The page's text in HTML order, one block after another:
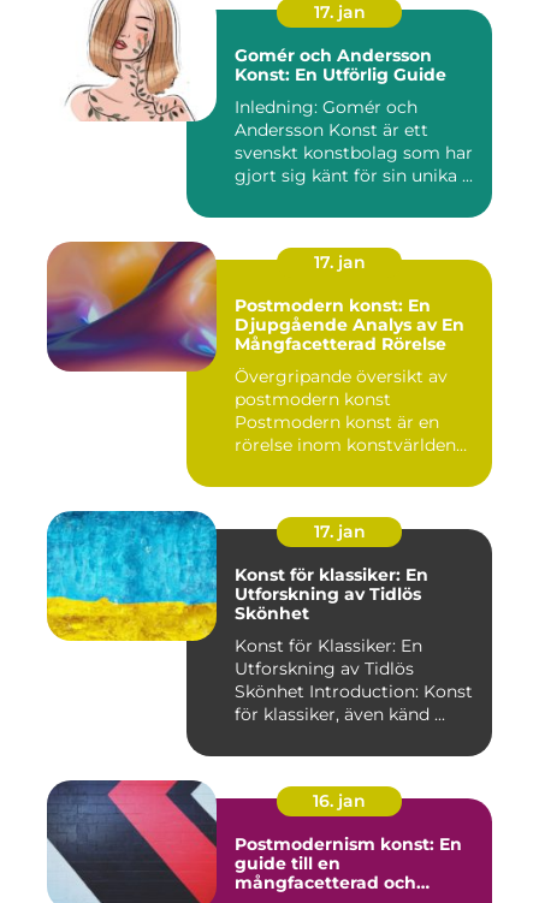
17. jan
Gomér och Andersson
Konst: En Utförlig Guide
Inledning: Gomér och
Andersson Konst är ett
svenskt konstbolag som har
gjort sig känt för sin unika ...
17. jan
Postmodern konst: En
Djupgående Analys av En
Mångfacetterad Rörelse
Övergripande översikt av
postmodern konst
Postmodern konst är en
rörelse inom konstvärlden
17. jan
Konst för klassiker: En
Utforskning av Tidlös
Skönhet
Konst för Klassiker: En
Utforskning av Tidlös
Skönhet Introduction: Konst
för klassiker, även känd ...
16. jan
Postmodernism konst: En
guide till en
mångfacetterad och